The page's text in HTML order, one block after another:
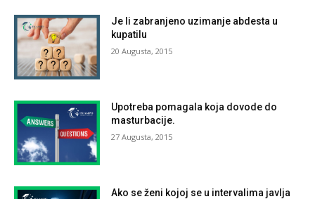
Je li zabranjeno uzimanje abdesta u
kupatilu
20 Augusta, 2015
Upotreba pomagala koja dovode do
masturbacije.
27 Augusta, 2015
Ako se ženi kojoj se u intervalima javlja